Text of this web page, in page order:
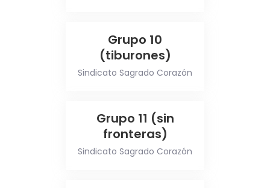
Grupo 10
(tiburones)
Sindicato Sagrado Corazón
Grupo 11 (sin
fronteras)
Sindicato Sagrado Corazón